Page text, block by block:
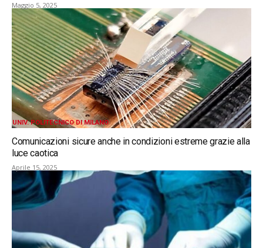
Maggio 5, 2025
UNIV. POLITECNICO DI MILANO
Comunicazioni sicure anche in condizioni estreme grazie alla
luce caotica
Aprile 15, 2025